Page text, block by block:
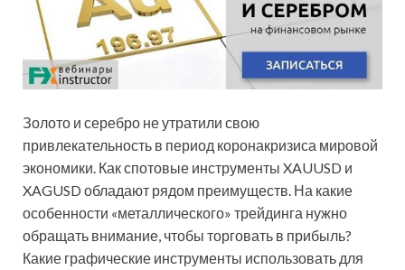
Золото и серебро не утратили свою
привлекательность в период коронакризиса мировой
экономики. Как спотовые инструменты XAUUSD и
XAGUSD обладают рядом преимуществ. На какие
особенности «металлического» трейдинга нужно
обращать внимание, чтобы торговать в прибыль?
Какие графические инструменты использовать для